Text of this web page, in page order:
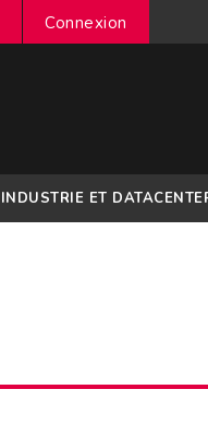
Connexion
INDUSTRIE ET